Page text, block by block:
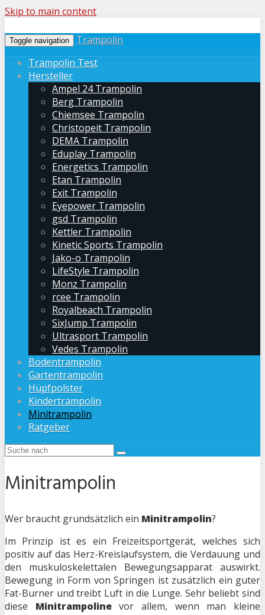
Skip to main content
Toggle navigation
Trampolin
Trampolin Test
Hersteller
Ampel 24 Trampolin
Berg Trampolin
Chiemsee Trampolin
Christopeit Trampolin
DEMA Trampolin
Eduplay Trampolin
Energetics Trampolin
Etan Trampolin
Exit Trampolin
Eyepower Trampolin
gsd Trampolin
Kettler Trampolin
Kinetic Sports Trampolin
Jako-o Trampolin
LifeStyle Trampolin
Monz Trampolin
rcee Trampolin
Royalbeach Trampolin
SixJump Trampolin
Ultrasport Trampolin
Vedes Trampolin
Bodentrampolin
Gartentrampolin
Hüpfpolster
Kindertrampolin
Minitrampolin
Ratgeber
Minitrampolin
Wer braucht grundsätzlich ein Minitrampolin?
Im Prinzip ist es ein Freizeitsportgerät, welches sich
positiv auf das Herz-Kreislaufsystem, die Verdauung und
den muskuloskelettalen Bewegungsapparat auswirkt.
Bewegung in Form von Springen ist zusätzlich ein guter
Fat-Burner und treibt Luft in die Lunge. Sehr beliebt sind
diese Minitrampolinevor allem, wenn man kleine